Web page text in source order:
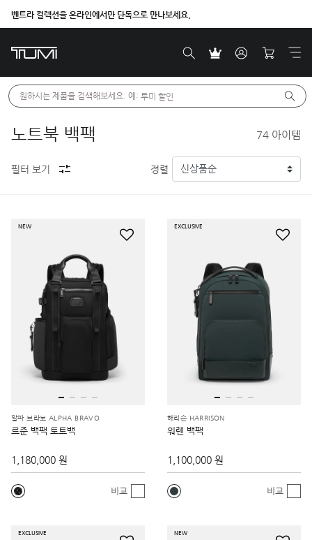
벤트라 컬렉션을 온라인에서만 단독으로 만나보세요.
더욱 새로워진 FW26 신제품 론칭
원하시는 제품을 검색해보세요. 예: 투미 할인
노트북 백팩 74 아이템
필터 보기 정렬
NEW
알파 브라보 ALPHA BRAVO
르준 백팩 토트백
1,180,000 원
비교
EXCLUSIVE
해리슨 HARRISON
워렌 백팩
1,100,000 원
비교
EXCLUSIVE NEW